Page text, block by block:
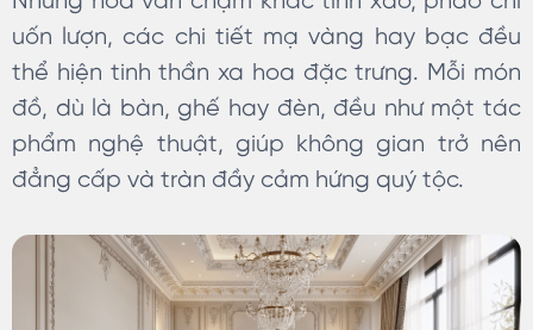
uốn lượn, các chi tiết mạ vàng hay bạc đều
thể hiện tinh thần xa hoa đặc trưng. Mỗi món
đồ, dù là bàn, ghế hay đèn, đều như một tác
phẩm nghệ thuật, giúp không gian trở nên
đẳng cấp và tràn đầy cảm hứng quý tộc.